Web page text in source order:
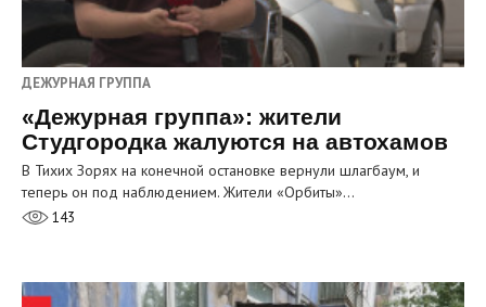
ДЕЖУРНАЯ ГРУППА
«Дежурная группа»: жители
Студгородка жалуются на автохамов
В Тихих Зорях на конечной остановке вернули шлагбаум, и
теперь он под наблюдением. Жители «Орбиты»…
143